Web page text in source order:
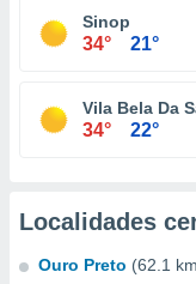
Sinop
34° 21°
Vila Bela Da
34° 22°
Localidades
Ouro Preto (62.1